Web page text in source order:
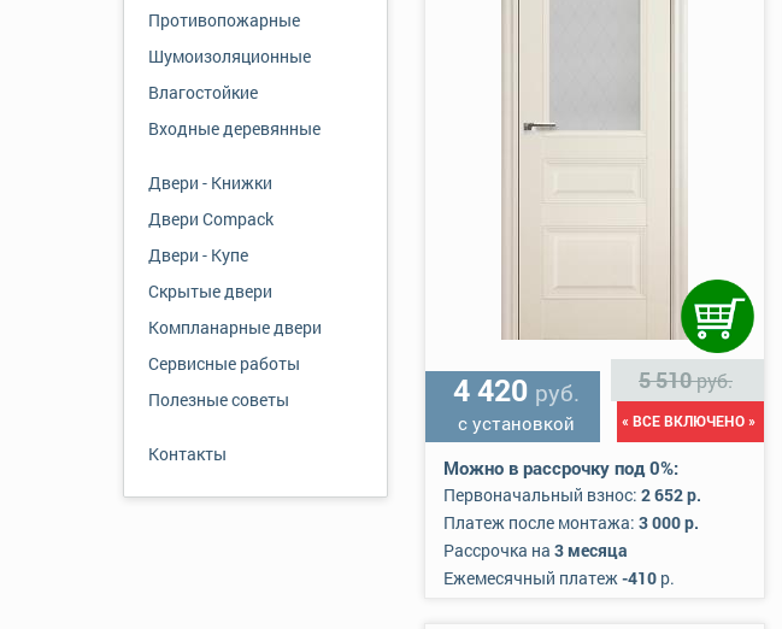
Противопожарные
Шумоизоляционные
Влагостойкие
Входные деревянные
Двери - Книжки
Двери Compack
Двери - Купе
Скрытые двери
Компланарные двери
Сервисные работы
Полезные советы
Контакты
4 420 руб.
с установкой
5 510руб.
« ВСЕ ВКЛЮЧЕНО »
Можно в рассрочку под 0%:
Первоначальный взнос: 2 652 р.
Платеж после монтажа: 3 000 р.
Рассрочка на 3 месяца
Ежемесячный платеж-410 р.